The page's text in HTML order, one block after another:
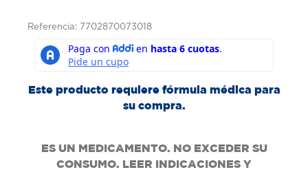
Referencia: 7702870073018
Este producto requiere fórmula médica para
su compra.
ES UN MEDICAMENTO. NO EXCEDER SU
CONSUMO. LEER INDICACIONES Y